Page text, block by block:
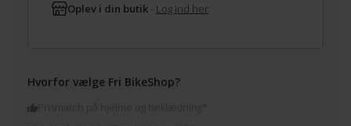
Oplev i din butik - Log ind her
Hvorfor vælge Fri BikeShop?
Prismatch på hjelme og beklædning*